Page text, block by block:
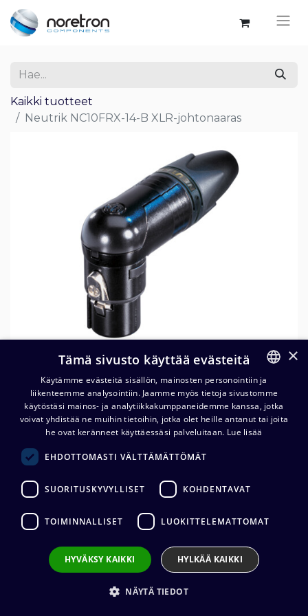
Kaikki tuotteet
Neutrik NC10FRX-14-B XLR-johtonaaras
Neutrik NC10FRX-14-B XLR-
johtonaaras
37,30
Liittimen valmistaja
Neutrik
Liittimen tyyppi:XLR10
Kaapelin halkaisija:8 - 10 mm
Johdon kiinnitys
FINNISH
ENGLISH
×
Tämä sivusto käyttää evästeitä
Käytämme evästeitä sisällön, mainosten personointiin ja
liikenteemme analysointiin. Jaamme myös tietoja sivustomme
käytöstäsi mainos- ja analytiikkakumppaneidemme kanssa, jotka
voivat yhdistää ne muihin tietoihin, jotka olet heille antanut tai joita
he ovat keränneet käyttäessäsi palveluitaan. Lue lisää
EHDOTTOMASTI VÄLTTÄMÄTTÖMÄT
SUORITUSKYVYLLISET KOHDENTAVAT
TOIMINNALLISET LUOKITTELEMATTOMAT
HYVÄKSY KAIKKI HYLKÄÄ KAIKKI
NÄYTÄ TIEDOT